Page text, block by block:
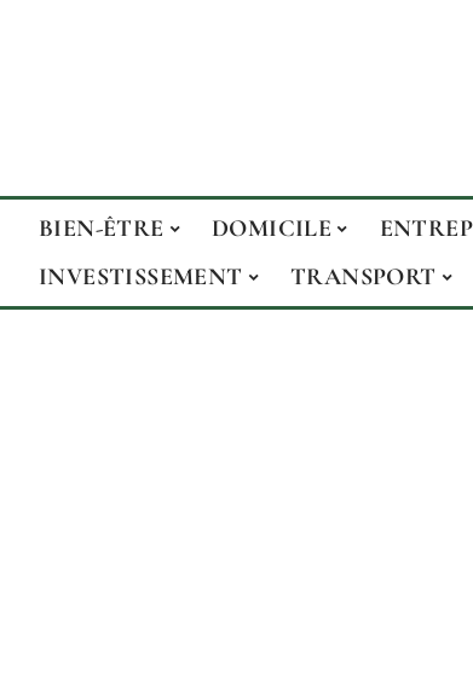
BIEN-ÊTRE DOMICILE
INVESTISSEMENT
TRANSPORT